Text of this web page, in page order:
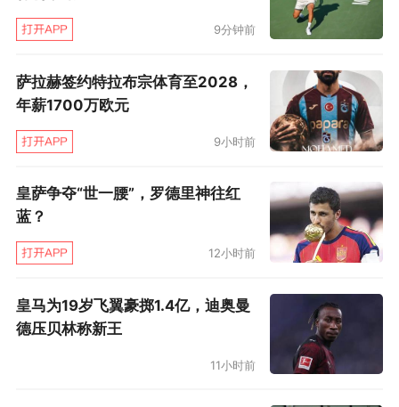
9分钟前
萨拉赫签约特拉布宗体育至2028，
年薪1700万欧元
9小时前
皇萨争夺“世一腰”，罗德里神往红
蓝？
12小时前
皇马为19岁飞翼豪掷1.4亿，迪奥曼
德压贝林称新王
11小时前